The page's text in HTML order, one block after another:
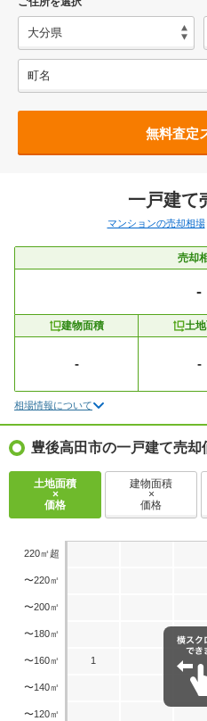
無料査定
一戸建て
マンションの売却相場
売却
-
建物面積
-
土
-
相場情報について
豊後高田市の一戸建て売却
土地面積
×
価格
建物面積
×
価格
220㎡超
〜220㎡
〜200㎡
〜180㎡
〜160㎡
〜140㎡
〜120㎡
1